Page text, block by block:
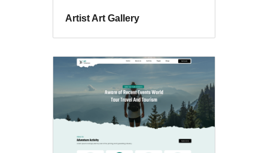
Artist Art Gallery